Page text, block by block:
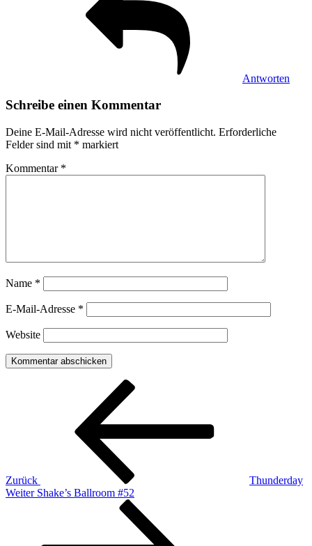
Antworten
Schreibe einen Kommentar
Deine E-Mail-Adresse wird nicht veröffentlicht. Erforderliche
Felder sind mit * markiert
Kommentar *
Name *
E-Mail-Adresse *
Website
Beitragsnavigation
Zurück
Thunderday
Nächster
Weiter Shake’s Ballroom #52